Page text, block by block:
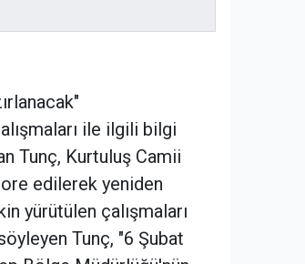
ile ilgili bilgi
Tunç, Kurtuluş Camii
edilerek yeniden
yürütülen çalışmaları
Tunç, "6 Şubat